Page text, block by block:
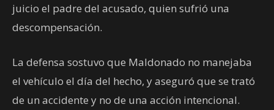
juicio el padre del acusado, quien sufrió una
descompensación.
La defensa sostuvo que Maldonado no manejaba
el vehículo el día del hecho, y aseguró que se trató
de un accidente y no de una acción intencional.